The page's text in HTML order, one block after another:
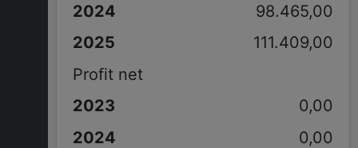
98.465,00
111.409,00
Profit net
0,00
0,00